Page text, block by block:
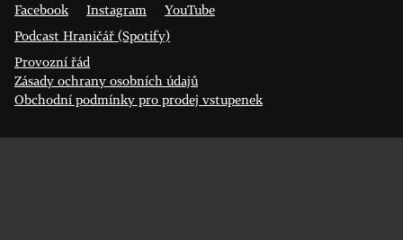
Facebook
Instagram
YouTube
Podcast Hraničář (Spotify)
Provozní řád
Zásady ochrany osobních údajů
Obchodní podmínky pro prodej vstupenek